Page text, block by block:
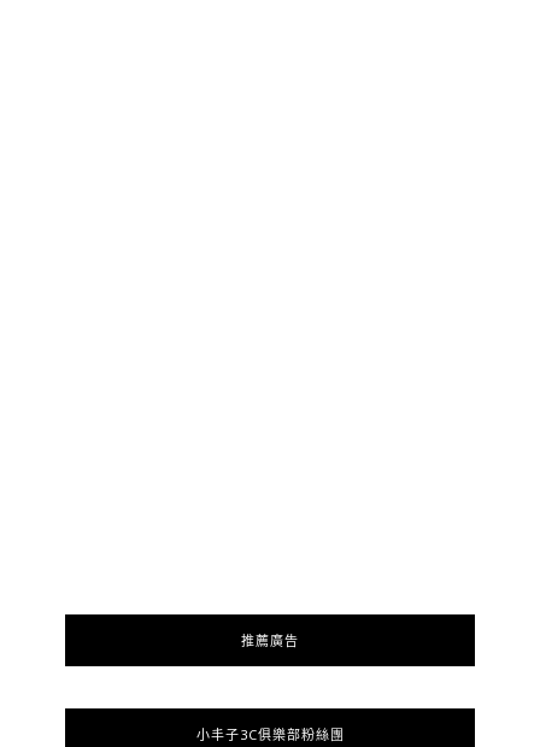
推薦廣告
小丰子3C俱樂部粉絲團